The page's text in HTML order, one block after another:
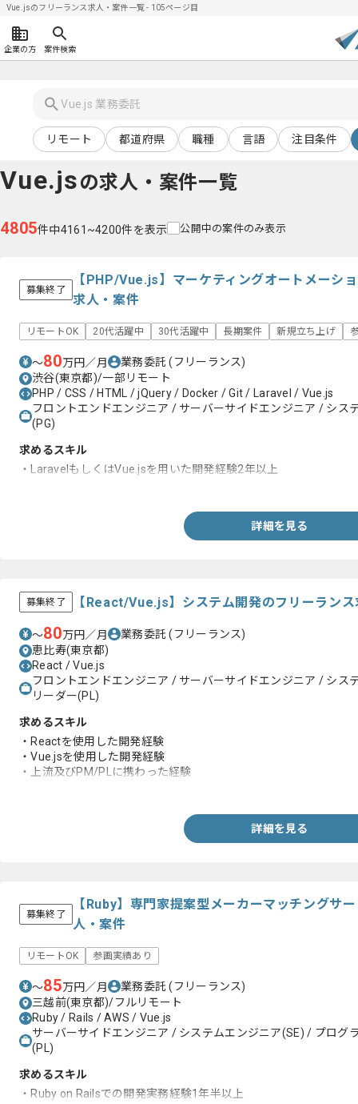
Vue.jsのフリーランス求人・案件一覧 - 105ページ目
企業の方 案件検索
リモート 都道府県 職種 言語 注目条件
Vue.jsの求人・案件一覧
4805件中4161~4200件を表示 公開中の案件のみ表示
募集終了
【PHP/Vue.js】マーケティングオートメーシ
求人・案件
リモートOK 20代活躍中 30代活躍中 長期案件 新規立ち上げ
〜80万円／月 業務委託(フリーランス)
渋谷(東京都)/一部リモート
PHP / CSS / HTML / jQuery / Docker / Git / Laravel / Vue.js
フロントエンドエンジニア / サーバーサイドエンジニア / シス
(PG)
求めるスキル
・LaravelもしくはVue.jsを用いた開発経験2年以上
詳細を見る
募集終了 【React/Vue.js】システム開発のフリーラン
〜80万円／月 業務委託(フリーランス)
恵比寿(東京都)
React / Vue.js
フロントエンドエンジニア / サーバーサイドエンジニア / シス
リーダー(PL)
求めるスキル
・Reactを使用した開発経験
・Vue.jsを使用した開発経験
・上流及びPM/PLに携わった経験
詳細を見る
募集終了
【Ruby】専門家提案型メーカーマッチングサ
人・案件
リモートOK 参画実績あり
〜85万円／月 業務委託(フリーランス)
三越前(東京都)/フルリモート
Ruby / Rails / AWS / Vue.js
サーバーサイドエンジニア / システムエンジニア(SE) / プログ
(PL)
求めるスキル
・Ruby on Railsでの開発実務経験1年半以上